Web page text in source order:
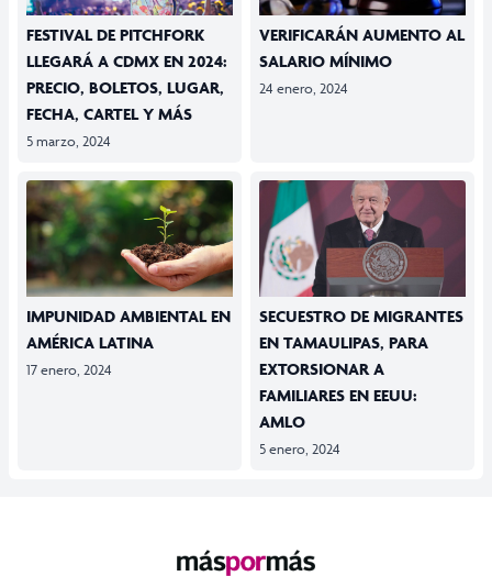
FESTIVAL DE PITCHFORK
LLEGARÁ A CDMX EN 2024:
PRECIO, BOLETOS, LUGAR,
FECHA, CARTEL Y MÁS
5 marzo, 2024
VERIFICARÁN AUMENTO AL
SALARIO MÍNIMO
24 enero, 2024
IMPUNIDAD AMBIENTAL EN
AMÉRICA LATINA
17 enero, 2024
SECUESTRO DE MIGRANTES
EN TAMAULIPAS, PARA
EXTORSIONAR A
FAMILIARES EN EEUU:
AMLO
5 enero, 2024